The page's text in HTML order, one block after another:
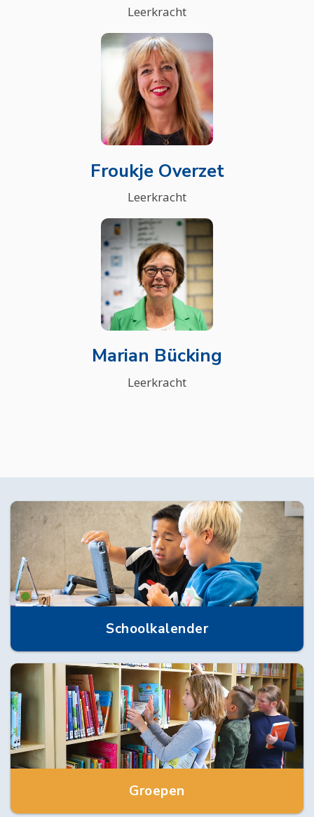
Leerkracht
Froukje Overzet
Leerkracht
Marian Bücking
Leerkracht
Schoolkalender
Groepen